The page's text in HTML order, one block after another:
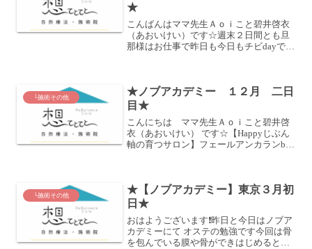
★
こんばんはママ先生Ａｏｉこと碧井啓衣
（あおいけい）です☆週末２日間とも旦
那様はお仕事で昨日も今日もチビdayでし
て楽しい時間♪さ...
└施術その他
★ノブアカデミー １２月 二日
目★
こんにちは ママ先生Ａｏｉこと碧井啓
衣（あおいけい） です☆【Happyじぶん
軸の育つサロン】フェールアンカランby
└施術その他
★【ノブアカデミー】東京３月初
日★
おはようございます❗昨日と今日はノブア
カデミーにて オステの勉強です今回は骨
を包んでいる膜や骨ができはじめるとき